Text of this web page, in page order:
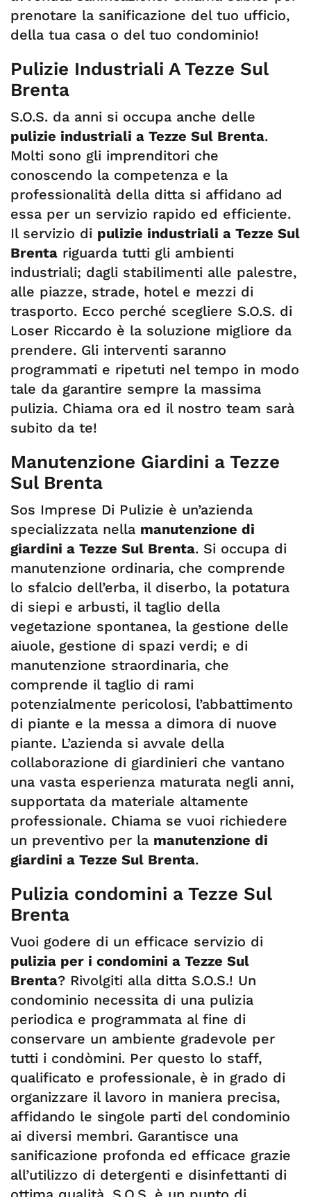
prenotare la sanificazione del tuo ufficio,
della tua casa o del tuo condominio!
Pulizie Industriali A Tezze Sul
Brenta
S.O.S. da anni si occupa anche delle
pulizie industriali a Tezze Sul Brenta.
Molti sono gli imprenditori che
conoscendo la competenza e la
professionalità della ditta si affidano ad
essa per un servizio rapido ed efficiente.
Il servizio di pulizie industriali a Tezze Sul
Brenta riguarda tutti gli ambienti
industriali; dagli stabilimenti alle palestre,
alle piazze, strade, hotel e mezzi di
trasporto. Ecco perché scegliere S.O.S. di
Loser Riccardo è la soluzione migliore da
prendere. Gli interventi saranno
programmati e ripetuti nel tempo in modo
tale da garantire sempre la massima
pulizia. Chiama ora ed il nostro team sarà
subito da te!
Manutenzione Giardini a Tezze
Sul Brenta
Sos Imprese Di Pulizie è un’azienda
specializzata nella manutenzione di
giardini a Tezze Sul Brenta. Si occupa di
manutenzione ordinaria, che comprende
lo sfalcio dell’erba, il diserbo, la potatura
di siepi e arbusti, il taglio della
vegetazione spontanea, la gestione delle
aiuole, gestione di spazi verdi; e di
manutenzione straordinaria, che
comprende il taglio di rami
potenzialmente pericolosi, l’abbattimento
di piante e la messa a dimora di nuove
piante. L’azienda si avvale della
collaborazione di giardinieri che vantano
una vasta esperienza maturata negli anni,
supportata da materiale altamente
professionale. Chiama se vuoi richiedere
un preventivo per la manutenzione di
giardini a Tezze Sul Brenta.
Pulizia condomini a Tezze Sul
Brenta
Vuoi godere di un efficace servizio di
pulizia per i condomini a Tezze Sul
Brenta? Rivolgiti alla ditta S.O.S.! Un
condominio necessita di una pulizia
periodica e programmata al fine di
conservare un ambiente gradevole per
tutti i condòmini. Per questo lo staff,
qualificato e professionale, è in grado di
organizzare il lavoro in maniera precisa,
affidando le singole parti del condominio
ai diversi membri. Garantisce una
sanificazione profonda ed efficace grazie
all’utilizzo di detergenti e disinfettanti di